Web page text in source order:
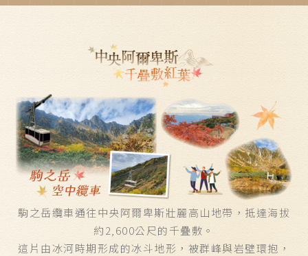
駒之岳纜車通往中央阿爾卑斯壯麗高山地帶，抵達海拔
約2,600公尺的千疊敷。
這片由冰河時期形成的冰斗地形，被群峰與岩壁環抱，